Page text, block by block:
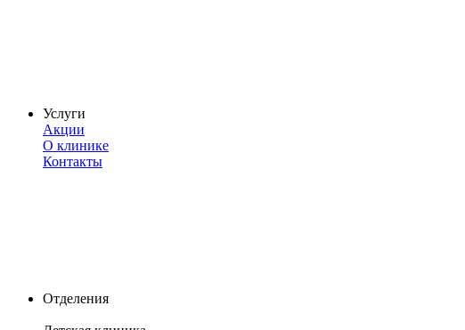
Услуги
Акции
О клинике
Контакты
Отделения